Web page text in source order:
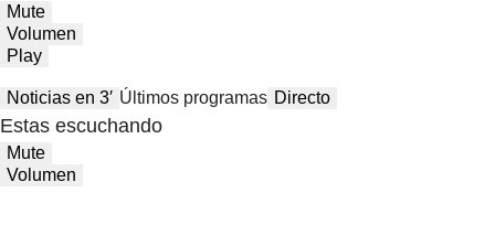
Mute
Volumen
Play
Noticias en 3′ Últimos programas Directo
Estas escuchando
Mute
Volumen